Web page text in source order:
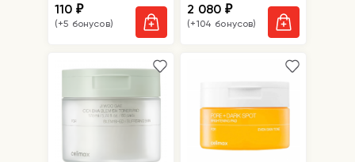
110₽
(+5 бонусов)
2 080₽
(+104 бонусов)